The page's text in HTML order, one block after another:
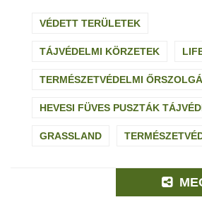
VÉDETT TERÜLETEK
TÁJVÉDELMI KÖRZETEK
TERMÉSZETVÉDELMI
HEVESI FÜVES PUSZTÁK
GRASSLAND